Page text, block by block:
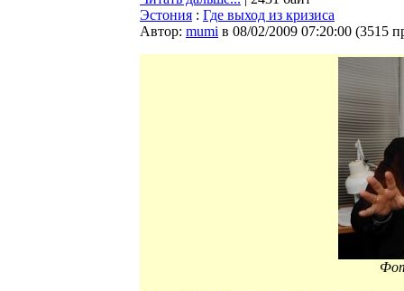
Эстония : Где выход из кризиса
Автор: mumi в 08/02/2009 07:20:00 (3515